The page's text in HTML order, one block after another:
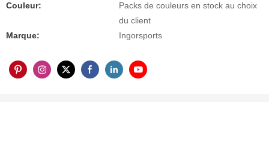
Couleur:
Packs de couleurs en stock au choix
du client
Marque:
Ingorsports